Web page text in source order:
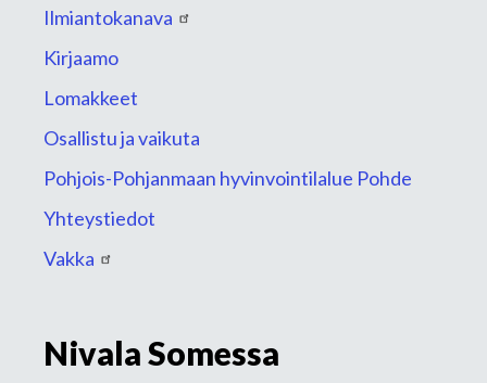
Ilmiantokanava
Kirjaamo
Lomakkeet
Osallistu ja vaikuta
Pohjois-Pohjanmaan hyvinvointilalue Pohde
Yhteystiedot
Vakka
Nivala Somessa